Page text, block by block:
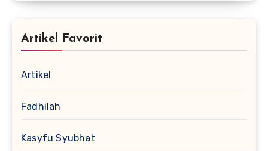
Artikel Favorit
Artikel
Fadhilah
Kasyfu Syubhat